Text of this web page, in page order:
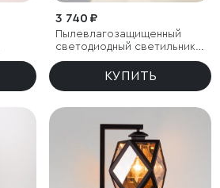
3 740 ₽
Пылевлагозащищенный
светодиодный светильник
Twinky Double серый IP54
КУПИТЬ